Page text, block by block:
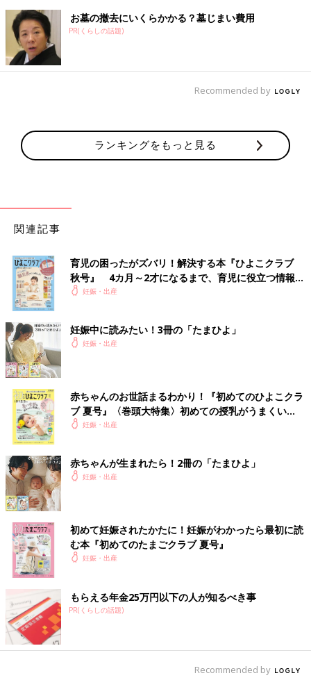
お墓の撤去にいくらかかる？墓じまい費用
PR(くらしの話題)
Recommended by
ランキングをもっと見る
関連記事
育児の困ったがズバリ！解決する本『ひよこクラブ
秋号』 4カ月～2才になるまで、育児に役立つ情報が
いっぱい！
妊娠・出産
妊娠中に読みたい！3冊の「たまひよ」
妊娠・出産
赤ちゃんのお世話まるわかり！『初めてのひよこクラ
ブ 夏号』〈巻頭大特集〉初めての授乳がうまくい
く！ おっぱい・ミルクの基本と夏のトラブル 解決テ
妊娠・出産
赤ちゃんが生まれたら！2冊の「たまひよ」
妊娠・出産
初めて妊娠されたかたに！妊娠がわかったら最初に読
む本『初めてのたまごクラブ 夏号』
妊娠・出産
もらえる年金25万円以下の人が知るべき事
PR(くらしの話題)
Recommended by